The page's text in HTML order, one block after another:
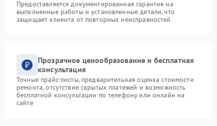
Предоставляется документированная гарантия на
выполненные работы и установленные детали, что
защищает клиента от повторных неисправностей
Прозрачное ценообразование и бесплатная
консультация
Точные прайс-листы, предварительная оценка стоимости
ремонта, отсутствие скрытых платежей и возможность
бесплатной консультации по телефону или онлайн на
сайте